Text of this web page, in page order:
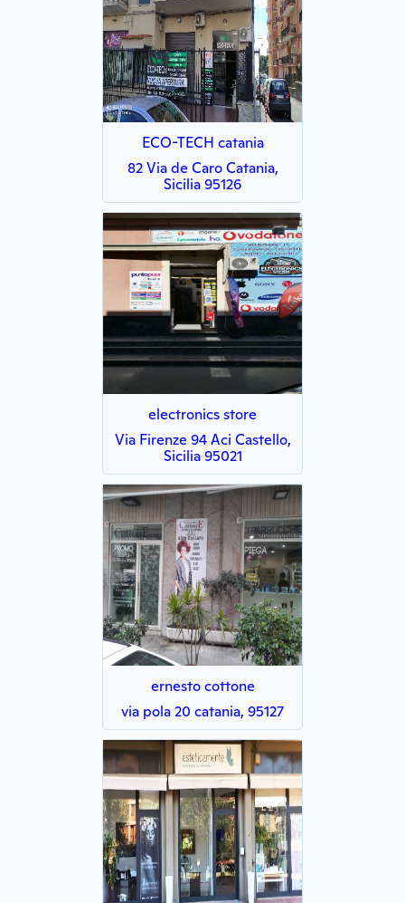
ECO-TECH catania
82 Via de Caro Catania,
Sicilia 95126
electronics store
Via Firenze 94 Aci Castello,
Sicilia 95021
ernesto cottone
via pola 20 catania, 95127